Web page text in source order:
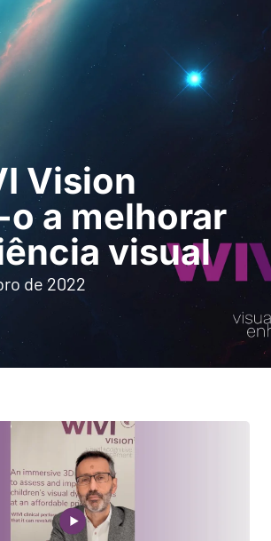
Pedir uma
demonstração
Vision
a melhorar
visual
de 2022